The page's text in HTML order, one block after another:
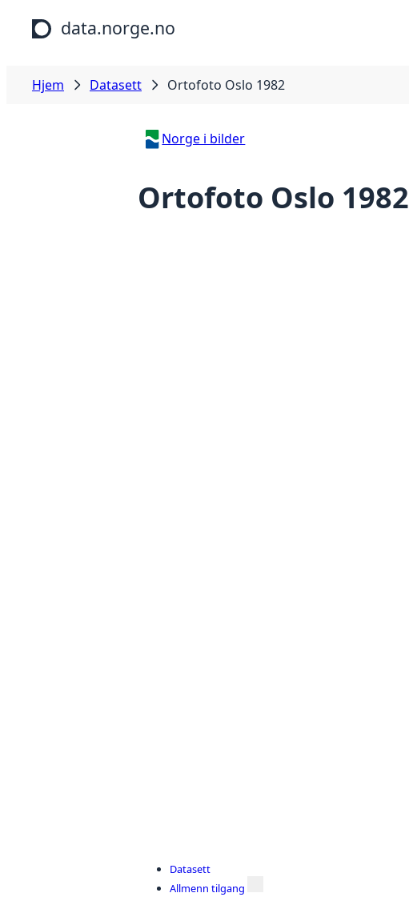
Hopp til hovedinnhold
data.norge.no
Hjem Datasett Ortofoto Oslo 1982
Norge i bilder
Ortofoto Oslo 1982
Datasett
Allmenn tilgang